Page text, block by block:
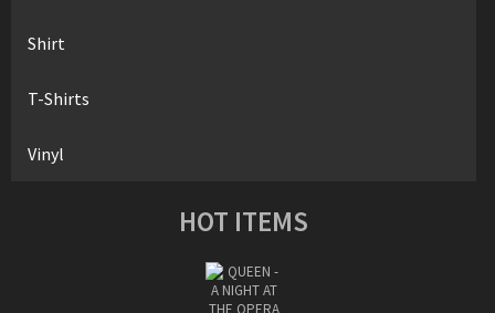
Shirt
T-Shirts
Vinyl
HOT ITEMS